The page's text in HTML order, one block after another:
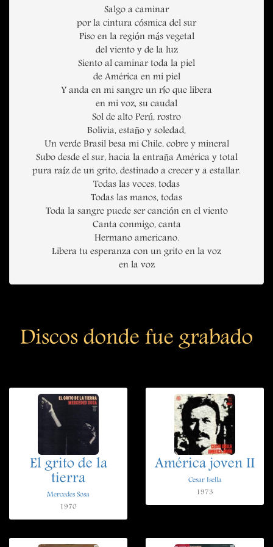
Salgo a caminar
por la cintura cósmica del sur
Piso en la región más vegetal
del viento y de la luz
Siento al caminar toda la piel
de América en mi piel
Y anda en mi sangre un río que libera
en mi voz, su caudal
Sol de alto Perú, rostro
Bolivia, estaño y soledad,
Un verde Brasil besa mi Chile, cobre y mineral
Subo desde el sur, hacia la entraña América y total
pura raíz de un grito, destinado a crecer y a estallar.
Todas las voces, todas
Todas las manos, todas
Toda la sangre puede ser canción en el viento
Canta conmigo, canta
Hermano americano.
Libera tu esperanza con un grito en la voz
en la voz
Discos donde fue grabado
El grito de la
tierra
Mercedes Sosa
1970
América joven II
Cesar Isella
1973